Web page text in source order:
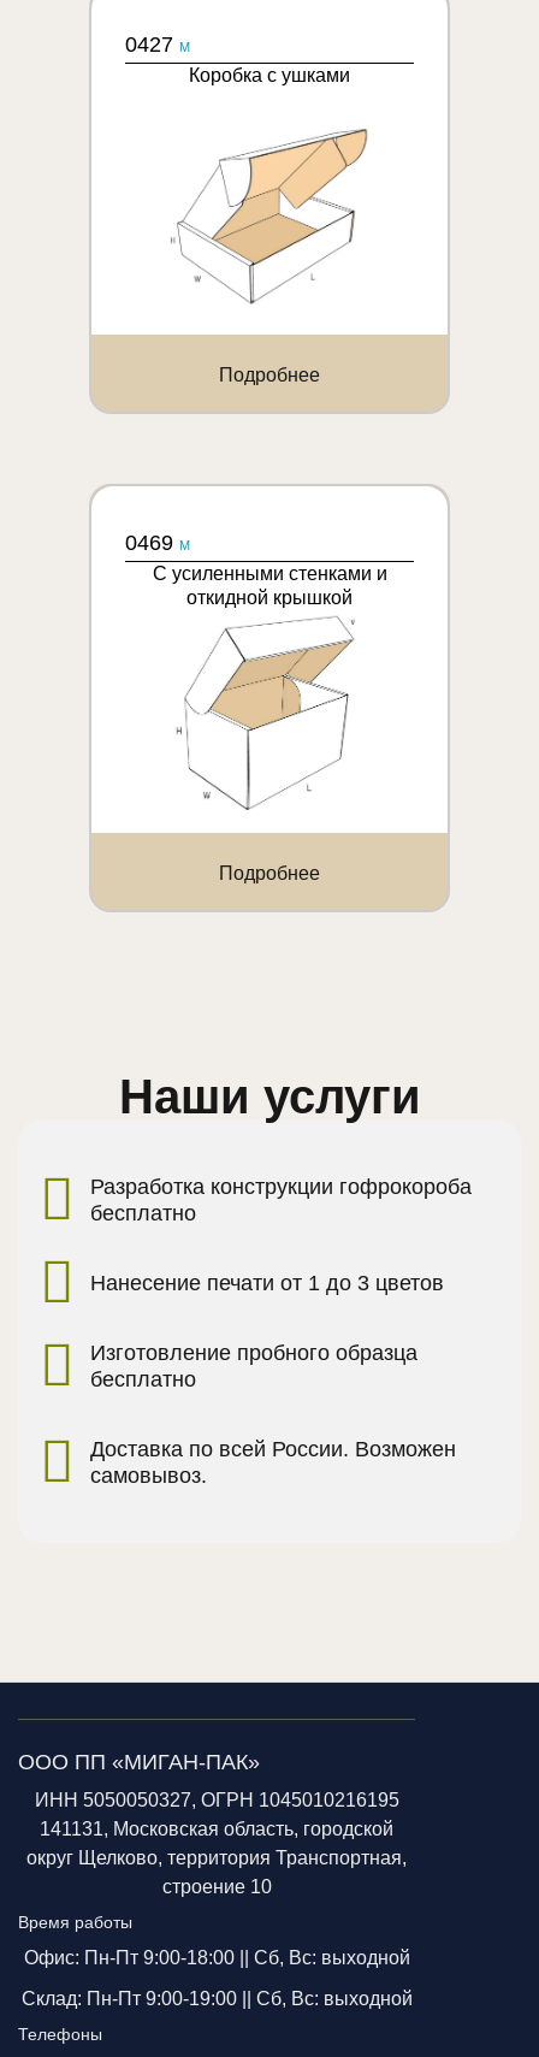
0427 M
Коробка с ушками
Подробнее
0469 M
С усиленными стенками и
откидной крышкой
Подробнее
Наши услуги
Разработка конструкции гофрокороба
бесплатно
Нанесение печати от 1 до 3 цветов
Изготовление пробного образца
бесплатно
Доставка по всей России. Возможен
самовывоз.
ООО ПП «МИГАН-ПАК»
ИНН 5050050327, ОГРН 1045010216195
141131, Московская область, городской
округ Щелково, территория Транспортная,
строение 10
Время работы
Офис: Пн-Пт 9:00-18:00 || Сб, Вс: выходной
Склад: Пн-Пт 9:00-19:00 || Сб, Вс: выходной
Телефоны